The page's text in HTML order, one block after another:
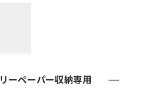
ーペーパー収納専用